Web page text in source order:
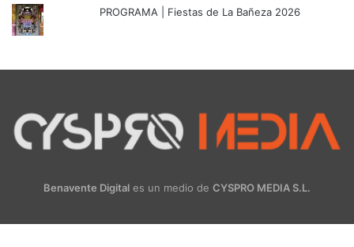
PROGRAMA | Fiestas de La Bañeza 2026
Benavente Digital es un medio de CYSPRO MEDIA S.L.